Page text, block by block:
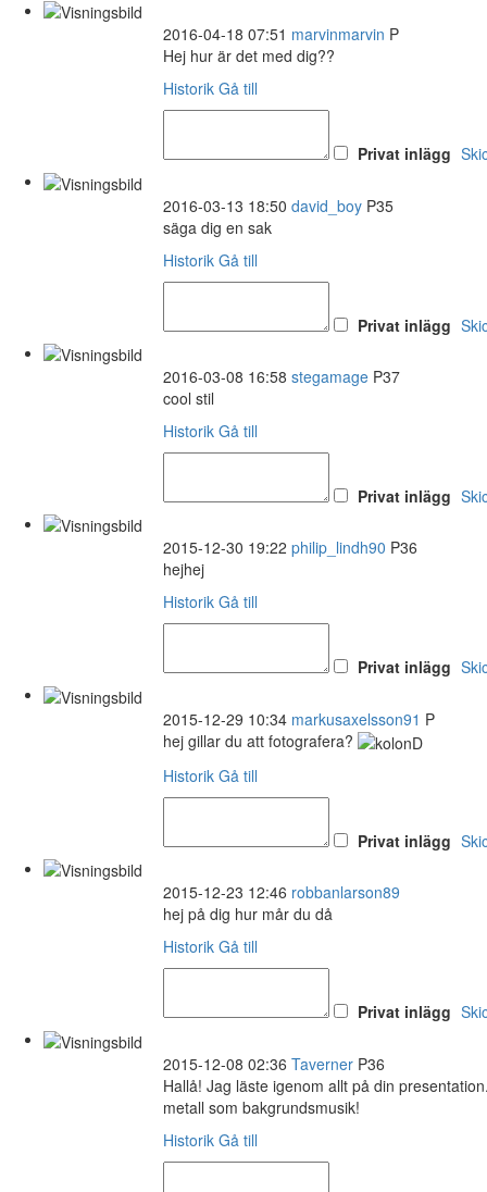
2016-04-18 07:51 marvinmarvin P
Hej hur är det med dig??
Historik Gå till
Privat inlägg
2016-03-13 18:50 david_boy P35
säga dig en sak
Historik Gå till
Privat inlägg
2016-03-08 16:58 stegamage P37
cool stil
Historik Gå till
Privat inlägg
2015-12-30 19:22 philip_lindh90 P36
hejhej
Historik Gå till
Privat inlägg
2015-12-29 10:34 markusaxelsson91 P
hej gillar du att fotografera?
Historik Gå till
Privat inlägg
2015-12-23 12:46 robbanlarson89
hej på dig hur mår du då
Historik Gå till
Privat inlägg
2015-12-08 02:36 Taverner P36
Hallå! Jag läste igenom allt på din
metall som bakgrundsmusik!
Historik Gå till